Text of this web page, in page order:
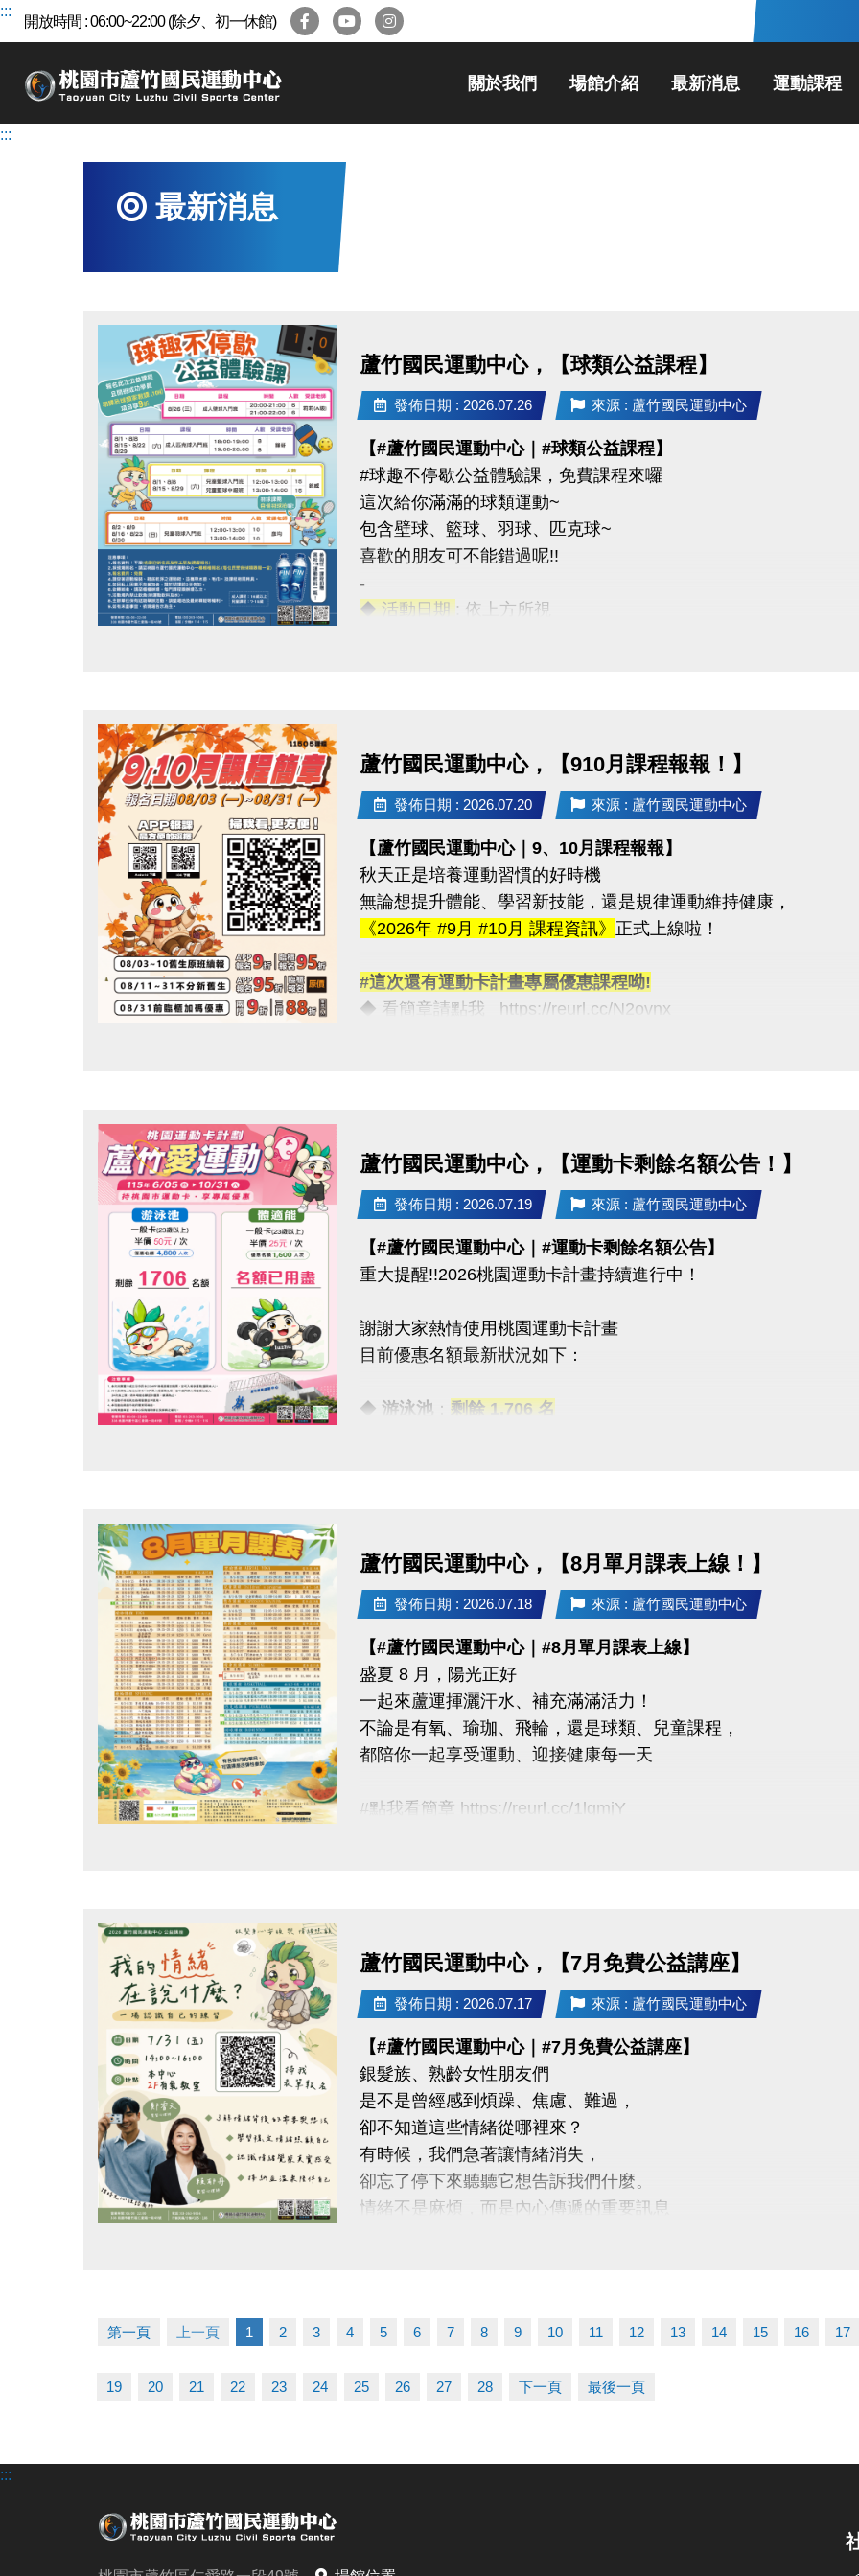
跳
區
:::
開放時間 : 06:00~22:00 (除夕、初一休館)
關於我們 場館介紹 最新消息 運動課程
:::
最新消息
蘆竹國民運動中心，【球類公益課程】
發佈日期 : 2026.07.26 來源 : 蘆竹國民運動中心
【#蘆竹國民運動中心｜#球類公益課程】
#球趣不停歇公益體驗課，免費課程來囉
這次給你滿滿的球類運動~
包含壁球、籃球、羽球、匹克球~
喜歡的朋友可不能錯過呢!!
-
◆ 活動日期: 依上方所視
2. 報名此次公益課程且開班成功學員，報名9-10月期課及球類家
◆ 名額有限，報滿為止(報名不限大小朋友~)
連絡資訊
-洽詢專線：03-2639066 #115
-官網 : https://www.lzsports.com.tw/zh_TW/news/pageID/1/
-IG : @luzhusports
蘆竹國民運動中心，【910月課程報報！】
發佈日期 : 2026.07.20 來源 : 蘆竹國民運動中心
【蘆竹國民運動中心｜9、10月課程報報】
秋天正是培養運動習慣的好時機
無論想提升體能、學習新技能，還是規律運動維持健康，
《2026年 #9月 #10月 課程資訊》 正式上線啦！
#這次還有運動卡計畫專屬優惠課程呦!
◆ 看簡章請點我 https://reurl.cc/N2ovnx
08/03-08/10 #舊生原班續報
使用APP享9折優惠（部分課程無折扣），臨櫃享95折~
舊生們享有優先報名的期間，千萬別錯過！
【舊生定義】
且開班成功，無中途退費之學員
APP報名享95折優惠
同一人報名兩門以上 → 9折優惠
-洽詢專線：03-2639066 #112
-官網 : https://www.lzsports.com.tw/zh_TW/news/pageID/1/
-FB : 桃園市蘆竹國民運動中心
-IG : @luzhusports
蘆竹國民運動中心，【運動卡剩餘名額公告！】
發佈日期 : 2026.07.19 來源 : 蘆竹國民運動中心
【#蘆竹國民運動中心｜#運動卡剩餘名額公告】
重大提醒!!2026桃園運動卡計畫持續進行中！
謝謝大家熱情使用桃園運動卡計畫
目前優惠名額最新狀況如下：
◆ 游泳池 ： 剩餘 1,706 名
連絡資訊
-洽詢專線：03-2639066 #112
-官網 : https://www.lzsports.com.tw/zh_TW/news/pageID/1/
-FB : 桃園市蘆竹國民運動中心
-IG : @luzhusports
蘆竹國民運動中心，【8月單月課表上線！】
發佈日期 : 2026.07.18 來源 : 蘆竹國民運動中心
【#蘆竹國民運動中心｜#8月單月課表上線】
盛夏 8 月，陽光正好
一起來蘆運揮灑汗水、補充滿滿活力！
不論是有氧、瑜珈、飛輪，還是球類、兒童課程，
都陪你一起享受運動、迎接健康每一天
#點我看簡章 https://reurl.cc/1lgmjY
▶ 上課請穿著運動服裝，並攜帶毛巾、水。
▶ 有氧、瑜珈、飛輪需年滿15歲；懸吊、空瑜需年滿18歲。
▶ 若因人數不足無法開班，將於開課前通知，並請持原信用卡、
連絡資訊
-洽詢專線：03-2639066 #112
-官網 : https://www.lzsports.com.tw/zh_TW/news/pageID/1/
-FB : 桃園市蘆竹國民運動中心
-IG : @luzhusports
蘆竹國民運動中心，【7月免費公益講座】
發佈日期 : 2026.07.17 來源 : 蘆竹國民運動中心
【#蘆竹國民運動中心｜#7月免費公益講座】
銀髮族、熟齡女性朋友們
是不是曾經感到煩躁、焦慮、難過，
卻不知道這些情緒從哪裡來？
有時候，我們急著讓情緒消失，
卻忘了停下來聽聽它想告訴我們什麼。
情緒不是麻煩，而是內心傳遞的重要訊息
【本次講座主題】
#帶你一起：
第一頁 上一頁 1 2 3 4 5 6 7 8 9 10 11 12 13 14 15 16 17
19 20 21 22 23 24 25 26 27 28 下一頁 最後一頁
:::